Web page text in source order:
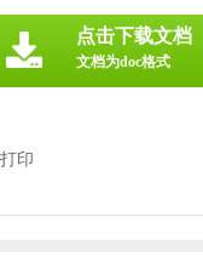
印
点击下载文档
文档为doc格式